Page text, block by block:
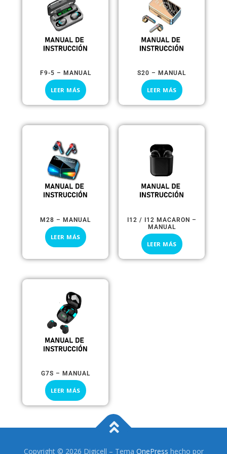
F9-5 – MANUAL
LEER MÁS
S20 – MANUAL
LEER MÁS
M28 – MANUAL
LEER MÁS
I12 / I12 MACARON –
MANUAL
LEER MÁS
G7S – MANUAL
LEER MÁS
Copyright © 2026 Digicell – Tema OnePress hecho por